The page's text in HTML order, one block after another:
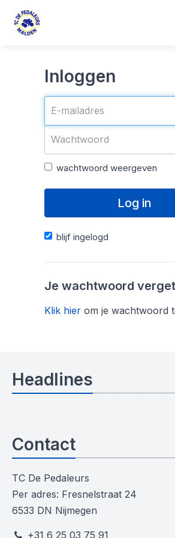
Inloggen
wachtwoord weergeven
Log in
blijf ingelogd
Je wachtwoord
Klik hier om je wachtwoord
Headlines
Contact
TC De Pedaleurs
Per adres: Fresnelstraat 24
6533 DN Nijmegen
+31 6 25 03 75 91